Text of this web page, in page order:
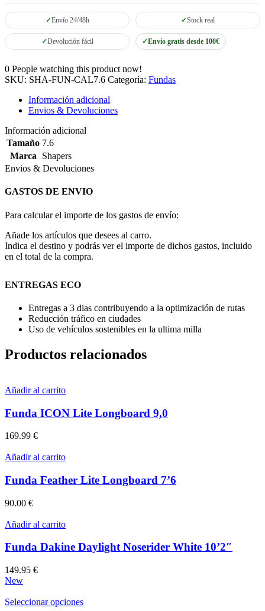
Envío 24/48h Stock real
Devolución fácil Envío gratis desde 100€
0 People watching this product now!
SKU: SHA-FUN-CAL7.6 Categoría: Fundas
Información adicional
Envios & Devoluciones
Información adicional
Tamaño 7.6
Marca
Shapers
Envios & Devoluciones
GASTOS DE ENVIO
Para calcular el importe de los gastos de envío:
Añade los artículos que desees al carro.
Indica el destino y podrás ver el importe de dichos gastos, incluido
en el total de la compra.
ENTREGAS ECO
Entregas a 3 dias contribuyendo a la optimización de rutas
Reducción tráfico en ciudades
Uso de vehículos sostenibles en la ultima milla
Productos relacionados
Añadir al carrito
Funda ICON Lite Longboard 9,0
169.99 €
Añadir al carrito
Funda Feather Lite Longboard 7’6
90.00 €
Añadir al carrito
Funda Dakine Daylight Noserider White 10’2″
149.95 €
New
Seleccionar opcionesEste